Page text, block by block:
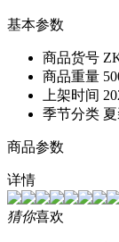
基本参数
商品货号
商品重量
上架时间
季节分类
商品参数
详情
猜你喜欢